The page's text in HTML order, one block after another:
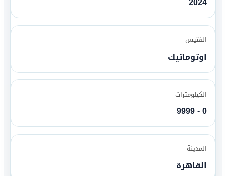
الفتيس
اوتوماتيك
الكيلومترات
0 - 9999
المدينة
القاهرة